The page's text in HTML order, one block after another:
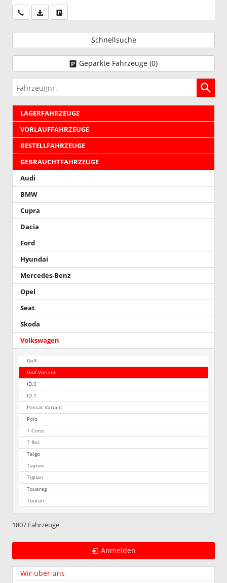
Wir rufen Sie anPDF-Datei, Fahrzeugexposé drucken
Schnellsuche
Geparkte Fahrzeuge (0)
Fahrzeugnr.
LAGERFAHRZEUGE
VORLAUFFAHRZEUGE
BESTELLFAHRZEUGE
GEBRAUCHTFAHRZEUGE
Audi
BMW
Cupra
Dacia
Ford
Hyundai
Mercedes-Benz
Opel
Seat
Skoda
Volkswagen
Golf
Golf Variant
ID.3
ID.7
Passat Variant
Polo
T-Cross
T-Roc
Taigo
Tayron
Tiguan
Touareg
Touran
1807 Fahrzeuge
Anmelden
Wir über uns